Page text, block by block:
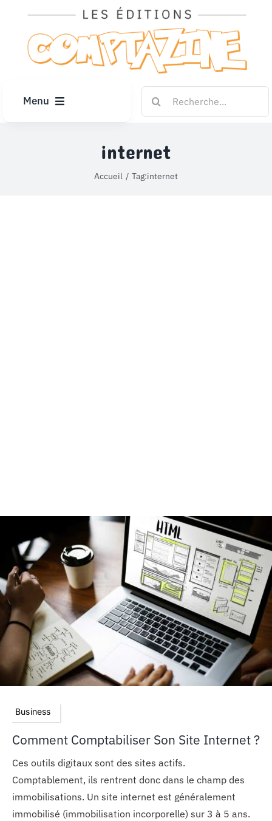
contenu
Menu
internet
Accueil Tag:internet
Business
Comment Comptabiliser Son Site Internet ?
Ces outils digitaux sont des sites actifs.
Comptablement, ils rentrent donc dans le champ des
immobilisations. Un site internet est généralement
immobilisé (immobilisation incorporelle) sur 3 à 5 ans.